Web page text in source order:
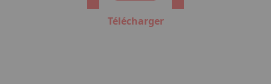
Télécharger